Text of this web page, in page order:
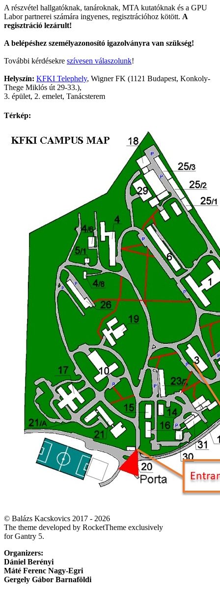
A részvétel hallgatóknak, tanároknak, MTA kutatóknak és a GPU
Labor partnerei számára ingyenes, regisztrációhoz kötött. A
regisztráció lezárult!
A belépéshez személyazonosító igazolványra van szükség!
További kérdésekre szívesen válaszolunk!
Helyszín: KFKI Telephely, Wigner FK (1121 Budapest, Konkoly-
Thege Miklós út 29-33.),
3. épület, 2. emelet, Tanácsterem
Térkép:
© Balázs Kacskovics 2017 - 2026
The theme developed by RocketTheme exclusively
for Gantry 5.
Organizers:
Dániel Berényi
Máté Ferenc Nagy-Egri
Gergely Gábor Barnaföldi